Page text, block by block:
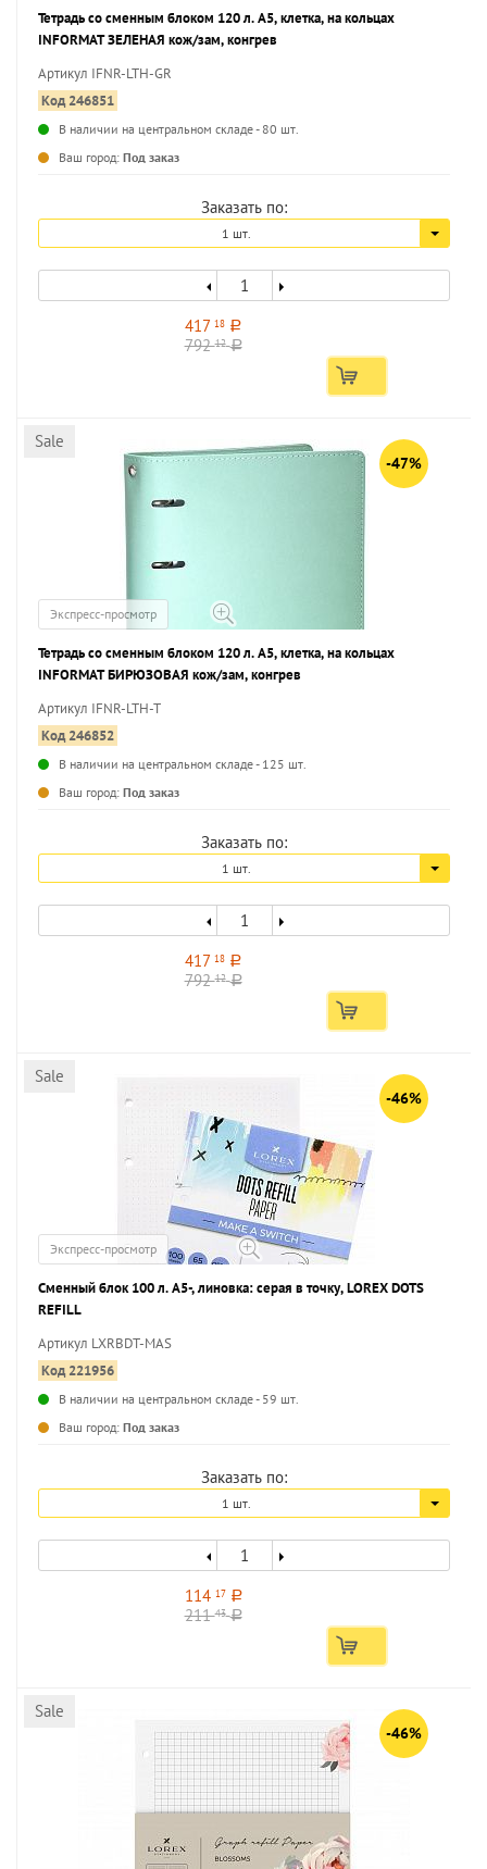
Тетрадь со сменным блоком 120 л. А5, клетка, на кольцах
INFORMAT ЗЕЛЕНАЯ кож/зам, конгрев
Артикул IFNR-LTH-GR
Код 246851
В наличии на центральном складе - 80 шт.
Ваш город: Под заказ
Заказать по:
1 шт.
41718 a
79212 a
Sale
-47%
Экспресс-просмотр
Тетрадь со сменным блоком 120 л. А5, клетка, на кольцах
INFORMAT БИРЮЗОВАЯ кож/зам, конгрев
Артикул IFNR-LTH-T
Код 246852
В наличии на центральном складе - 125 шт.
Ваш город: Под заказ
Заказать по:
1 шт.
41718 a
79212 a
Sale
-46%
Экспресс-просмотр
Сменный блок 100 л. А5-, линовка: серая в точку, LOREX DOTS
REFILL
Артикул LXRBDT-MAS
Код 221956
В наличии на центральном складе - 59 шт.
Ваш город: Под заказ
Заказать по:
1 шт.
114 17 a
21143 a
Sale
-46%